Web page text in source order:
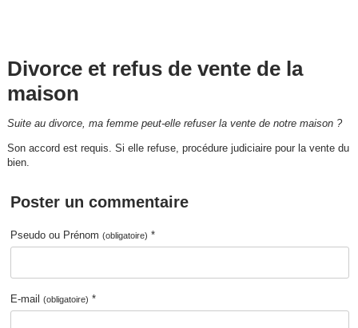
Divorce et refus de vente de la
maison
Suite au divorce, ma femme peut-elle refuser la vente de notre maison ?
Son accord est requis. Si elle refuse, procédure judiciaire pour la vente du
bien.
Poster un commentaire
Pseudo ou Prénom(obligatoire) *
E-mail(obligatoire) *